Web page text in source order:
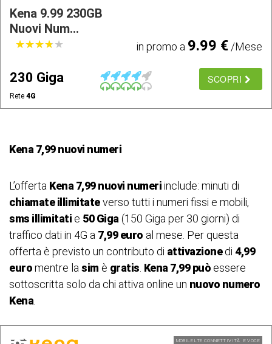
Kena 9.99 230GB
Nuovi Num...
★★★★★
★★★★★ in promo a 9.99 €/Mese
230 Giga
Rete 4G
SCOPRI
Kena 7,99 nuovi numeri
L’offerta Kena 7,99 nuovi numeriinclude: minuti di
chiamate illimitateverso tutti i numeri fissi e mobili,
sms illimitati e 50 Giga (150 Giga per 30 giorni) di
traffico dati in 4G a 7,99 euro al mese. Per questa
offerta è previsto un contributo di attivazionedi 4,99
euromentre la sim è gratis Kena 7,99 può essere
sottoscritta solo da chi attiva online un nuovo numero
Kena
MOBILE LTE CONNETTIVITÃ E VOCE